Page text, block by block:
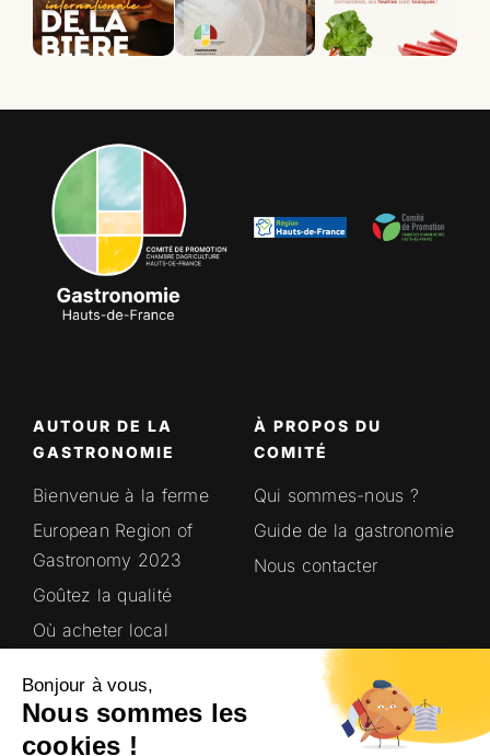
Bonjour à vous,
Nous sommes les
cookies !
AUTOUR DE LA
GASTRONOMIE
Bienvenue à la ferme
European Region of
Gastronomy 2023
Goûtez la qualité
Où acheter local
Terroirs Hauts-de-
France
À PROPOS DU
COMITÉ
Qui sommes-nous ?
Guide de la gastronomie
Nous contacter